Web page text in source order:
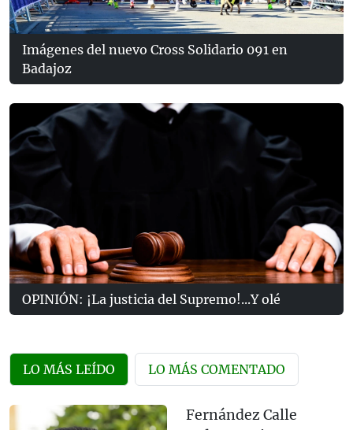
Imágenes del nuevo Cross Solidario 091 en
Badajoz
OPINIÓN: ¡La justicia del Supremo!...Y olé
LO MÁS LEÍDO LO MÁS COMENTADO
Fernández Calle